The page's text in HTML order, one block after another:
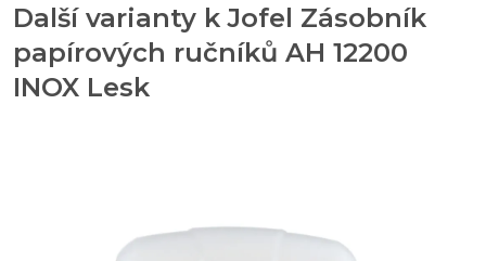
Další varianty k Jofel Zásobník
papírových ručníků AH 12200
INOX Lesk